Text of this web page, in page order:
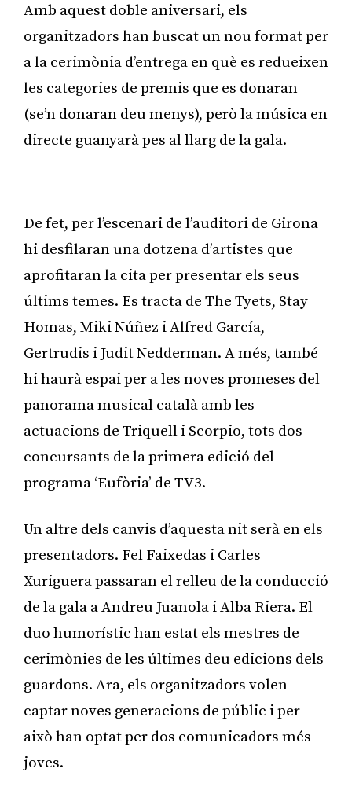
Amb aquest doble aniversari, els
organitzadors han buscat un nou format per
a la cerimònia d’entrega en què es redueixen
les categories de premis que es donaran
(se’n donaran deu menys), però la música en
directe guanyarà pes al llarg de la gala.
De fet, per l’escenari de l’auditori de Girona
hi desfilaran una dotzena d’artistes que
aprofitaran la cita per presentar els seus
últims temes. Es tracta de The Tyets, Stay
Homas, Miki Núñez i Alfred García,
Gertrudis i Judit Nedderman. A més, també
hi haurà espai per a les noves promeses del
panorama musical català amb les
actuacions de Triquell i Scorpio, tots dos
concursants de la primera edició del
programa ‘Eufòria’ de TV3.
Un altre dels canvis d’aquesta nit serà en els
presentadors. Fel Faixedas i Carles
Xuriguera passaran el relleu de la conducció
de la gala a Andreu Juanola i Alba Riera. El
duo humorístic han estat els mestres de
cerimònies de les últimes deu edicions dels
guardons. Ara, els organitzadors volen
captar noves generacions de públic i per
això han optat per dos comunicadors més
joves.